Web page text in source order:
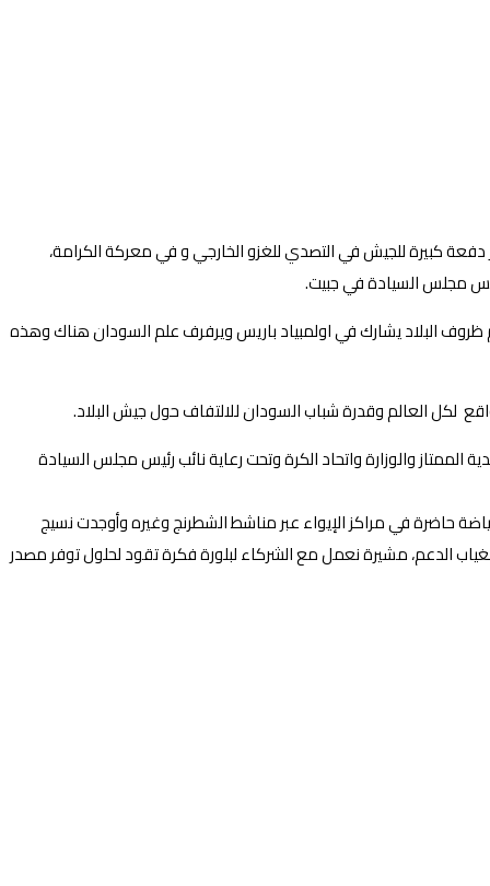
دفعة كبيرة للجيش في التصدي للغزو الخارجي و في معركة الكرامة،
مجلس السيادة في جبيت.
ظروف البلاد يشارك في اولمبياد باريس ويرفرف علم السودان هناك وهذه
والوزارة واتحاد الكرة وتحت رعاية نائب رئيس مجلس السيادة
حاضرة في مراكز الإيواء عبر مناشط الشطرنج وغيره وأوجدت نسيج
الدعم، مشيرة نعمل مع الشركاء لبلورة فكرة تقود لحلول توفر مصدر